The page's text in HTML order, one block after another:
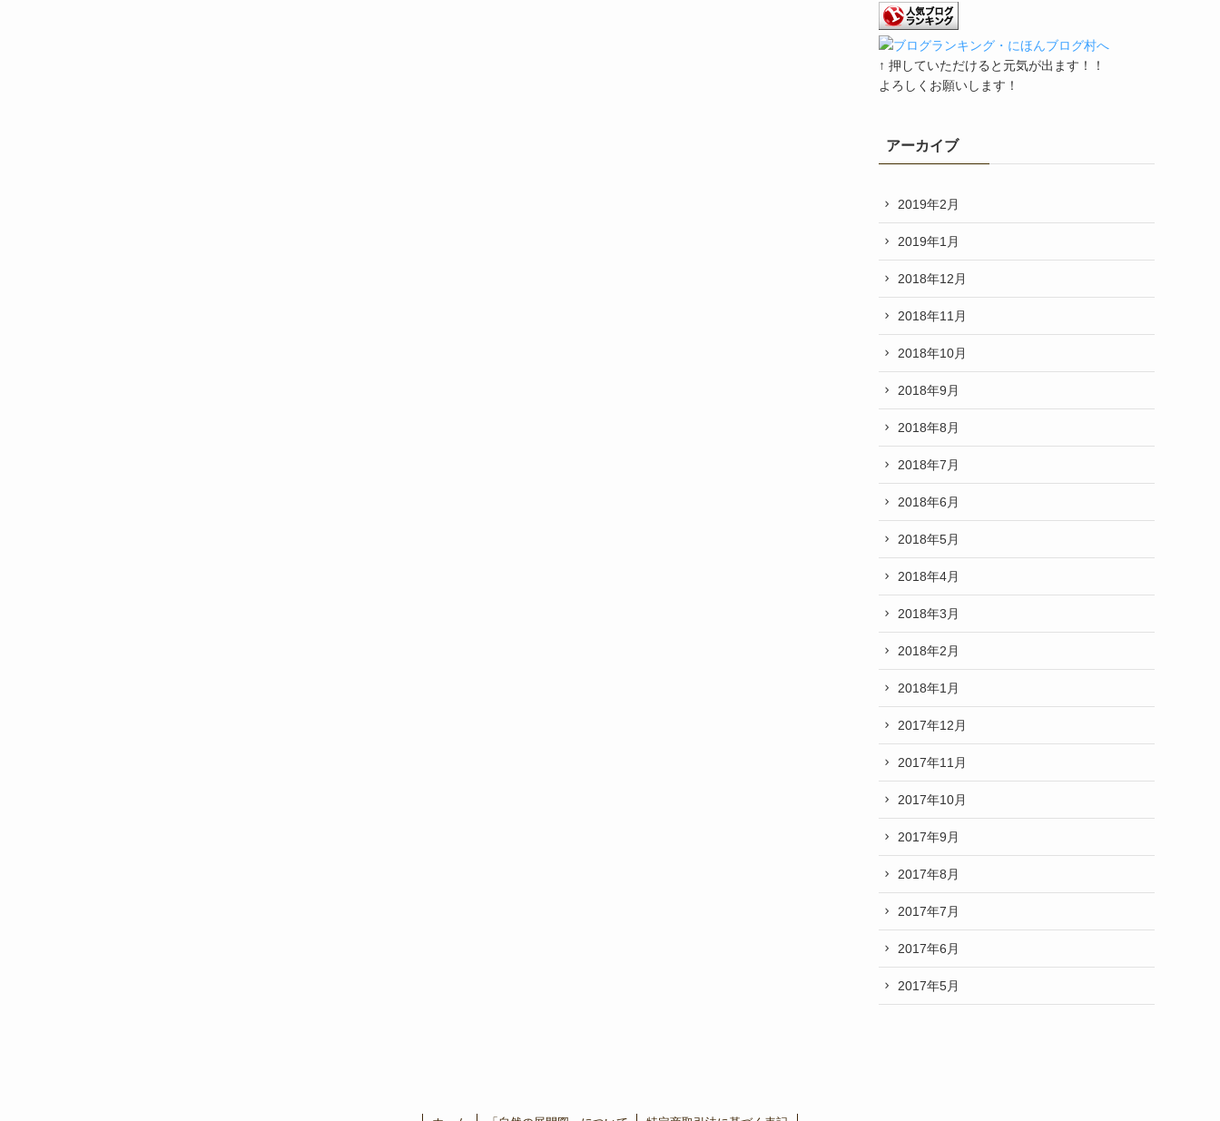
↑ 押していただけると元気が出ます！！
よろしくお願いします！
アーカイブ
2019年2月
2019年1月
2018年12月
2018年11月
2018年10月
2018年9月
2018年8月
2018年7月
2018年6月
2018年5月
2018年4月
2018年3月
2018年2月
2018年1月
2017年12月
2017年11月
2017年10月
2017年9月
2017年8月
2017年7月
2017年6月
2017年5月